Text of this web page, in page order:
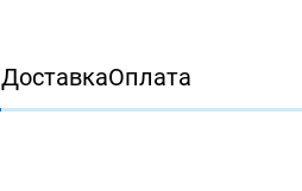
ДоставкаОплата